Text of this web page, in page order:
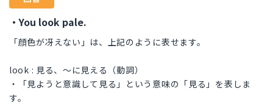
・You look pale.
「顔色が冴えない」は、上記のように表せます。
look : 見る、〜に見える（動詞）
・「見ようと意識して見る」という意味の「見る」を表しま
す。